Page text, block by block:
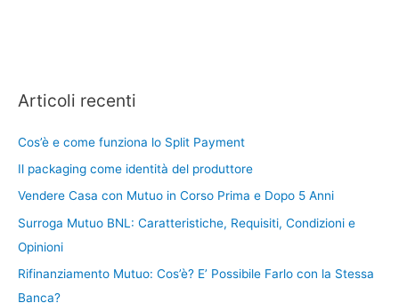
Articoli recenti
Cos’è e come funziona lo Split Payment
Il packaging come identità del produttore
Vendere Casa con Mutuo in Corso Prima e Dopo 5 Anni
Surroga Mutuo BNL: Caratteristiche, Requisiti, Condizioni e
Opinioni
Rifinanziamento Mutuo: Cos’è? E’ Possibile Farlo con la Stessa
Banca?